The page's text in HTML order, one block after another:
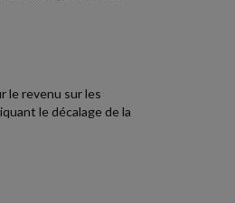
le revenu sur les
le décalage de la